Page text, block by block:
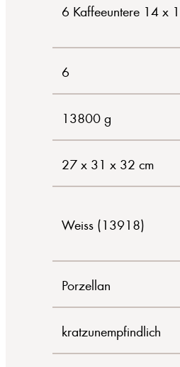
6 Kaffeeuntere 14 x
6
13800 g
27 x 31 x 32 cm
Weiss (13918)
Porzellan
kratzunempfindlich